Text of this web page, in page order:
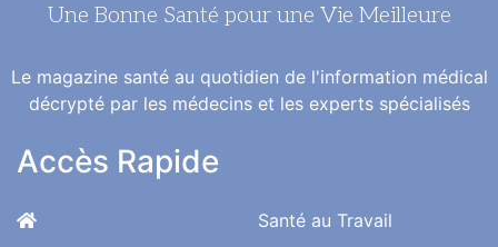
Une Bonne Santé pour une Vie Meilleure
Le magazine santé au quotidien de l'information médical
décrypté par les médecins et les experts spécialisés
Accès Rapide
Santé au Travail